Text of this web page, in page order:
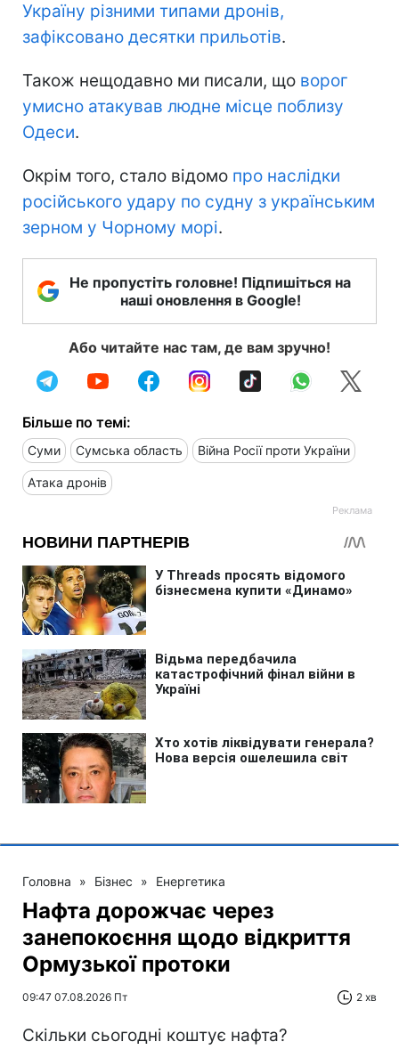
Україну різними типами дронів,
зафіксовано десятки прильотів.
Також нещодавно ми писали, що ворог
умисно атакував людне місце поблизу
Одеси.
Окрім того, стало відомо про наслідки
російського удару по судну з українським
зерном у Чорному морі.
Не пропустіть головне! Підпишіться на
наші оновлення в Google!
Або читайте нас там, де вам зручно!
Більше по темі:
Суми Сумська область Війна Росії проти України
Атака дронів
Головна » Бізнес » Енергетика
Нафта дорожчає через
занепокоєння щодо відкриття
Ормузької протоки
09:47 07.08.2026 Пт 2 хв
Скільки сьогодні коштує нафта?